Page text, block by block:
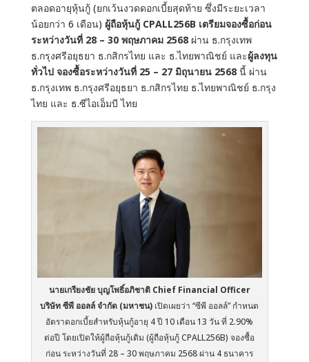
ตลอดอายุหุ้นกู้ (ยกเว้นงวดดอกเบี้ยสุดท้าย ซึ่งมีระยะเวลา
น้อยกว่า 6 เดือน) ผู้ถือหุ้นกู้ CPALL256B เตรียมจองซื้อก่อน
ระหว่างวันที่ 28 – 30 พฤษภาคม 2568ผ่าน ธ.กรุงเทพ
ธ.กรุงศรีอยุธยา ธ.กสิกรไทย และ ธ.ไทยพาณิชย์ และผู้ลงทุน
ทั่วไป จองซื้อระหว่างวันที่ 25 – 27 มิถุนายน 2568นี้ ผ่าน
ธ.กรุงเทพ ธ.กรุงศรีอยุธยา ธ.กสิกรไทย ธ.ไทยพาณิชย์ ธ.กรุง
ไทย และ ธ.ซีไอเอ็มบี ไทย
นายเกรียงชัย บุญโพธิ์อภิชาติ Chief Financial Officer
บริษัท ซีพี ออลล์ จำกัด (มหาชน) เปิดเผยว่า “ซีพี ออลล์” กำหนด
อัตราดอกเบี้ยสำหรับหุ้นกู้อายุ 4 ปี 10 เดือน 13 วัน ที่ 2.90%
ต่อปี โดยเปิดให้ผู้ถือหุ้นกู้เดิม (ผู้ถือหุ้นกู้ CPALL256B) จองซื้อ
ก่อน ระหว่างวันที่ 28 – 30 พฤษภาคม 2568 ผ่าน 4 ธนาคาร